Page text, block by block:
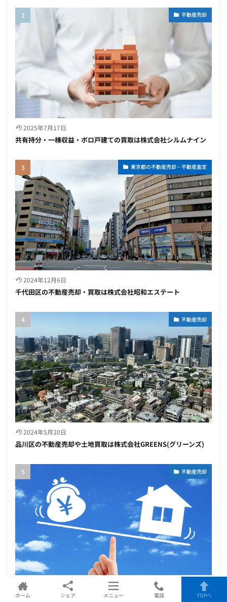
不動産売却
2025年7月17日
共有持分・一棟収益・ボロ戸建ての買取は株式会社シルムナイン
東京都の不動産売却・不動産査定
2024年12月6日
千代田区の不動産売却・買取は株式会社昭和エステート
不動産売却
2024年5月20日
品川区の不動産売却や土地買取は株式会社GREENS(グリーンズ)
不動産売却
2025年3月23日
【2025年最新】不動産一括査定サイトのおすすめ比較ランキング
ホーム シェア メニュー 電話 TOPへ